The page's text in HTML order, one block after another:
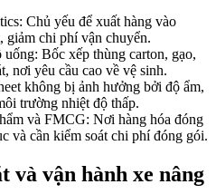
Chủ yếu để xuất hàng vào
giảm chi phí vận chuyển.
Bốc xếp thùng carton, gạo,
nơi yêu cầu cao về vệ sinh.
không bị ảnh hưởng bởi độ ẩm,
trường nhiệt độ thấp.
và FMCG: Nơi hàng hóa đóng
và cần kiểm soát chi phí đóng gói.
và vận hành xe nâng